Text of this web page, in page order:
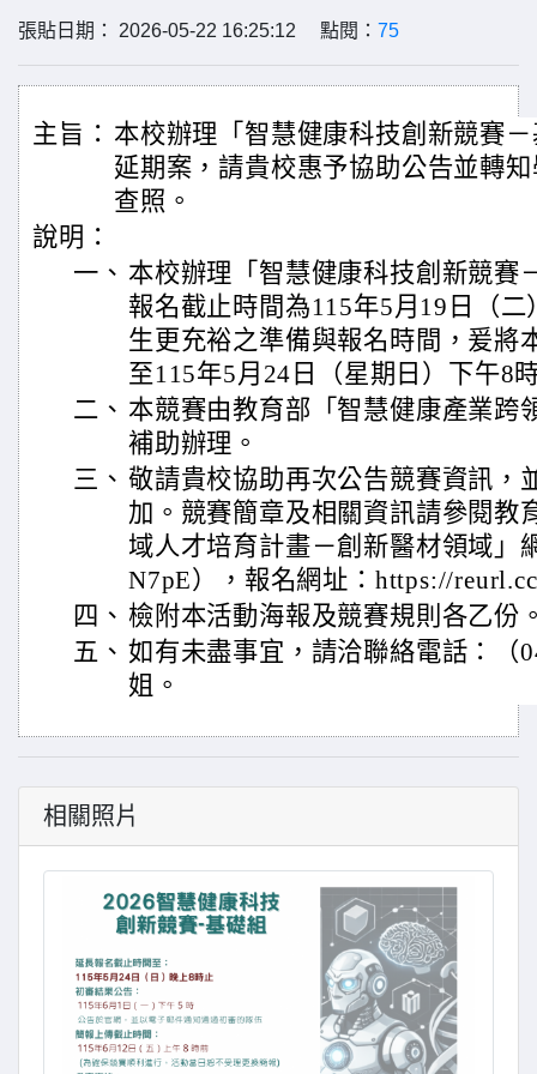
張貼日期： 2026-05-22 16:25:12 點閱： 75
主旨： 本校辦理「智慧健康科技創新競賽
延期案，請貴校惠予協助公告並轉
查照。
說明：
一、 本校辦理「智慧健康科技創新競賽
報名截止時間為115年5月19日（
生更充裕之準備與報名時間，爰將
至115年5月24日（星期日）下午8
二、 本競賽由教育部「智慧健康產業跨
補助辦理。
三、 敬請貴校協助再次公告競賽資訊，
加。競賽簡章及相關資訊請參閱教
域人才培育計畫－創新醫材領域」
N7pE），報名網址：https://
四、 檢附本活動海報及競賽規則各乙份
五、 如有未盡事宜，請洽聯絡電話：（
姐。
相關照片